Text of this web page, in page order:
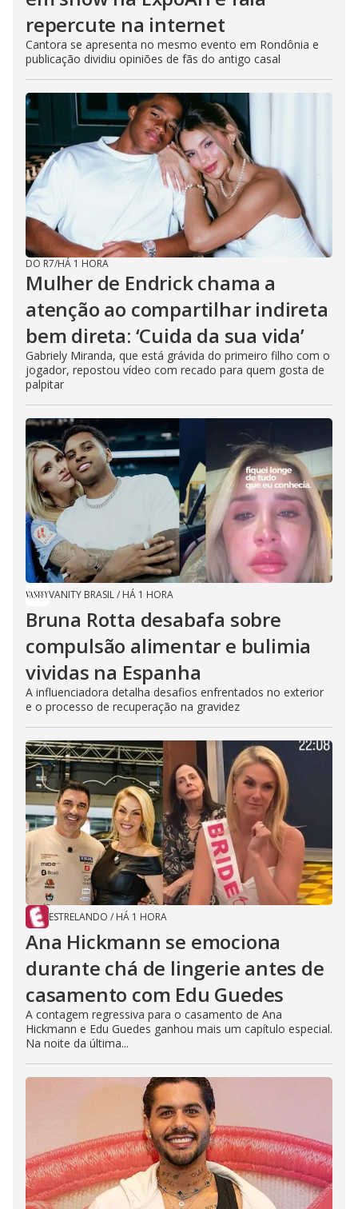
repercute na internet
Cantora se apresenta no mesmo evento em Rondônia e
publicação dividiu opiniões de fãs do antigo casal
DO R7/HÁ 1 HORA
Mulher de Endrick chama a
atenção ao compartilhar indireta
bem direta: ‘Cuida da sua vida’
Gabriely Miranda, que está grávida do primeiro filho com o
jogador, repostou vídeo com recado para quem gosta de
palpitar
VANITY BRASIL/ HÁ 1 HORA
Bruna Rotta desabafa sobre
compulsão alimentar e bulimia
vividas na Espanha
A influenciadora detalha desafios enfrentados no exterior
e o processo de recuperação na gravidez
ESTRELANDO / HÁ 1 HORA
Ana Hickmann se emociona
durante chá de lingerie antes de
casamento com Edu Guedes
A contagem regressiva para o casamento de Ana
Hickmann e Edu Guedes ganhou mais um capítulo especial.
Na noite da última...